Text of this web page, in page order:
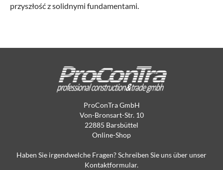
przyszłość z solidnymi fundamentami.
ProConTra GmbH
Von-Bronsart-Str. 10
22885 Barsbüttel
Online-Shop
Haben Sie irgendwelche Fragen? Schreiben Sie uns über unser
Kontaktformular.